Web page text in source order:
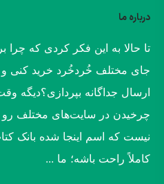
درباره ما
​تا حالا به این فکر کردی که چرا
جای مختلف خُردخُرد خرید کنی و
ارسال جداگانه بپردازی؟​دیگه
چرخیدن در سایت‌های مختلف رو
نیست که اسم اینجا شده بانک
کاملاً راحت باشه؛ ما ...